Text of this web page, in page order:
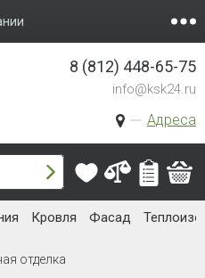
Адреса
8 (812) 448-65-75
info@ksk24.ru
Кровля Фасад
отделка